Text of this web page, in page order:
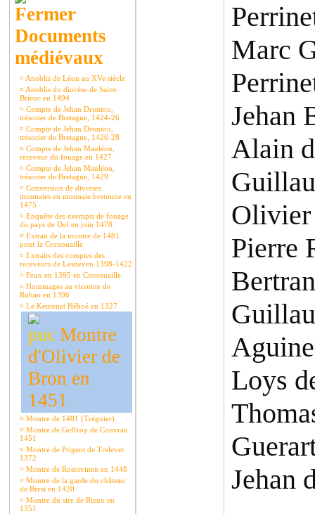
Documents
médiévaux
¤ Anoblis de Léon au XVe siècle
¤ Anoblis du diocèse de Saint-
Brieuc en 1494
¤ Compte de Jehan Droniou,
trésorier de Bretagne, 1424-26
¤ Compte de Jehan Droniou,
trésorier de Bretagne, 1426-28
¤ Compte de Jehan Mauléon,
receveur du fouage en 1427
¤ Compte de Jehan Mauléon,
trésorier de Bretagne, 1429
¤ Conversion de diverses
monnaies en monnaie bretonne en
1475
¤ Enquête des exempts de fouage
du pays de Dol en juin 1478.
¤ Extrait de la montre de 1481
pour la Cornouaille
¤ Extraits des comptes des
receveurs de Lesneven 1398-1422
¤ Feux en 1395 en Cornouaille
¤ Hommages au vicomte de
Rohan en 1396
¤ Le Kemenet Héboé en 1327
Montre
d'Olivier de
Bron en
1451
¤ Montre de 1481 (Tréguier)
¤ Montre de Geffroy de Couvran
1451
¤ Montre de Prigent de Trelever
1372
¤ Montre de Rosnivinen en 1448
¤ Montre de la garde du château
de Brest en 1420
¤ Montre du sire de Rieux en
1351
Marc
Jehan
Alain
Olivier
Pierre
Loys
Jehan